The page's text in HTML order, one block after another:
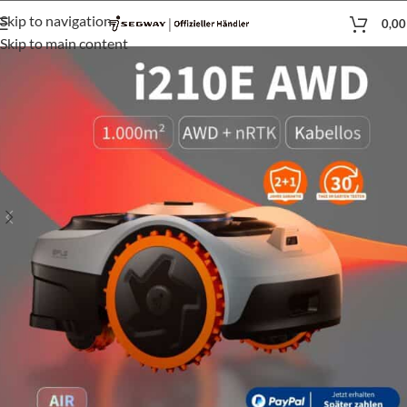
Skip to navigation
Skip to main content